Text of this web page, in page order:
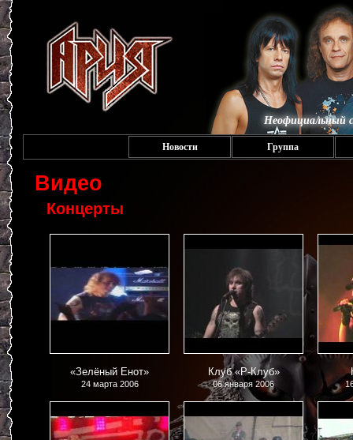
Неофициальный
Новости Группа
Видео
Концерты
«Зелёный Енот»
24 марта 2006
Клуб «Р-Клуб»
06 января 2006